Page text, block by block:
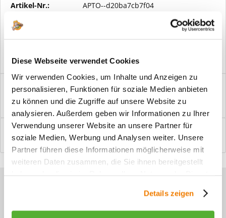
Diese Webseite verwendet Cookies
Wir verwenden Cookies, um Inhalte und Anzeigen zu
personalisieren, Funktionen für soziale Medien anbieten
zu können und die Zugriffe auf unsere Website zu
analysieren. Außerdem geben wir Informationen zu Ihrer
Verwendung unserer Website an unsere Partner für
soziale Medien, Werbung und Analysen weiter. Unsere
Partner führen diese Informationen möglicherweise mit
weiteren Daten zusammen, die Sie ihnen bereitgestellt
Details zeigen
Artikel-Nr.: APTO--d20ba7cb7f04
Vorteile
Windfangelemente online am Bildschirm konfigurieren und
einbaufertig bestellen. In wenigen...
Bewertungen
0
Bewertungen lesen, schreiben und diskutieren...mehr
Sie haben Fragen zu unseren